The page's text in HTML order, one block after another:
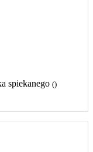
spiekanego ()